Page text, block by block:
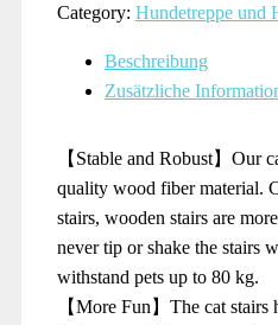
Category: Hundetreppe und
Beschreibung
Zusätzliche
【Stable and Robust】Our
quality wood fiber material.
stairs, wooden stairs are
never tip or shake the stairs
withstand pets up to 80 kg.
【More Fun】The cat